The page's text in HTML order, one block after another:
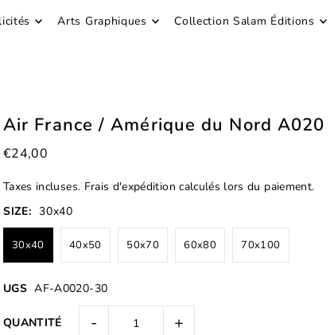
Arts Graphiques Collection Salam Éditions
Air France / Amérique du Nord A020
€24,00
Taxes incluses. Frais d'expédition calculés lors du paiement.
SIZE: 30x40
30x40 40x50 50x70 60x80 70x100
UGS AF-A0020-30
QUANTITÉ - +